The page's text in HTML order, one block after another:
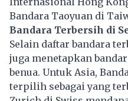
Bandara Taoyuan di
Bandara Terbersih di
Selain daftar bandara
juga menetapkan
benua. Untuk Asia,
terpilih sebagai yang